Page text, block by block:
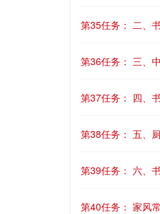
第35任务： 二、
第36任务： 三、
第37任务： 四、
第38任务： 五、
第39任务： 六、
第40任务： 家风